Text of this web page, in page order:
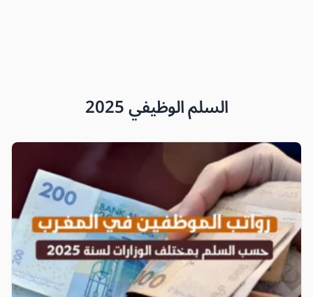
السلم الوظيفي 2025